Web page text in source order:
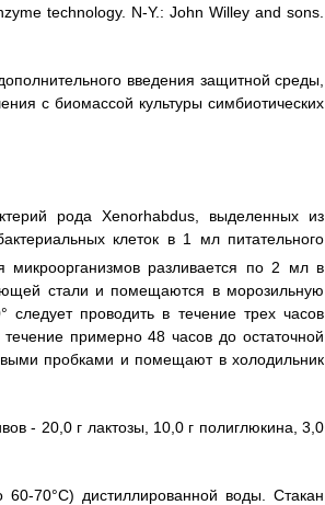
technology. N-Y.: John Willey and sons.
введения защитной среды,
с биомассой культуры симбиотических
рода Xenorhabdus, выделенных из
клеток в 1 мл питательного
разливается по 2 мл в
стали и помещаются в морозильную
проводить в течение трех часов
примерно 48 часов до остаточной
пробками и помещают в холодильник
- 20,0 г лактозы, 10,0 г полиглюкина, 3,0
70°С) дистиллированной воды. Стакан